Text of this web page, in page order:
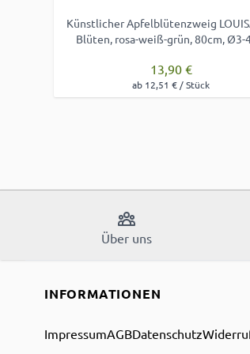
Künstlicher Apfelblütenzweig
Blüten, rosa-weiß-grün, 80cm, Ø3-
13,90 €
ab 12,51 € / Stück
Über uns
INFORMATIONEN
ImpressumAGBDatenschutz